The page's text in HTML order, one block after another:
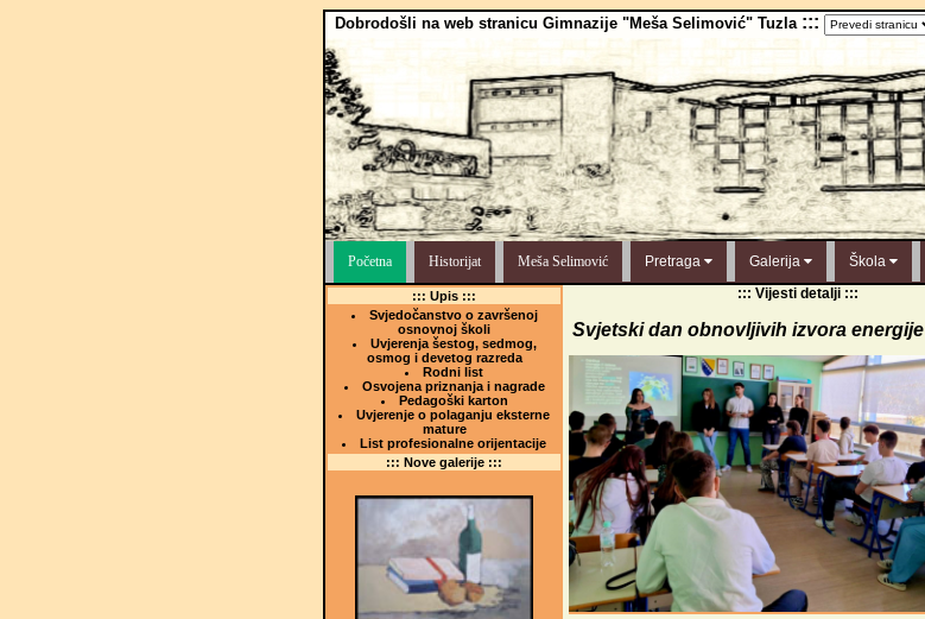
Dobrodošli na web stranicu Gimnazije "Meša Selimović" Tuzla :::
Početna Historijat Meša Selimović Pretraga Galerija Škola
::: Upis :::
Svjedočanstvo o završenoj
osnovnoj školi
Uvjerenja šestog, sedmog,
osmog i devetog razreda
Rodni list
Osvojena priznanja i nagrade
Pedagoški karton
Uvjerenje o polaganju eksterne
mature
List profesionalne orijentacije
::: Nove galerije :::
::: Vijesti detalji :::
Svjetski dan obnovljivih izvora energije